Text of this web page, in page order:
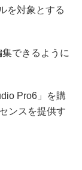
を対象とする
できるように
Pro6」を購
ンスを提供す